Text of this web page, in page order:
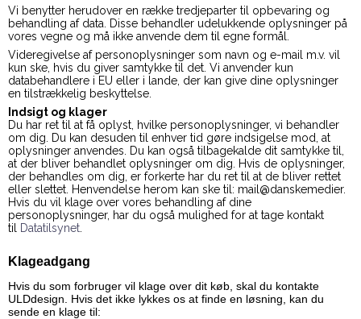
Vi benytter herudover en række tredjeparter til opbevaring og
behandling af data. Disse behandler udelukkende oplysninger på
vores vegne og må ikke anvende dem til egne formål.
Videregivelse af personoplysninger som navn og e-mail m.v. vil
kun ske, hvis du giver samtykke til det. Vi anvender kun
databehandlere i EU eller i lande, der kan give dine oplysninger
en tilstrækkelig beskyttelse.
Indsigt og klager
Du har ret til at få oplyst, hvilke personoplysninger, vi behandler
om dig. Du kan desuden til enhver tid gøre indsigelse mod, at
oplysninger anvendes. Du kan også tilbagekalde dit samtykke til,
at der bliver behandlet oplysninger om dig. Hvis de oplysninger,
der behandles om dig, er forkerte har du ret til at de bliver rettet
eller slettet. Henvendelse herom kan ske til: mail@danskemedier.
Hvis du vil klage over vores behandling af dine
personoplysninger, har du også mulighed for at tage kontakt
til Datatilsynet.
Klageadgang
Hvis du som forbruger vil klage over dit køb, skal du kontakte
ULDdesign. Hvis det ikke lykkes os at finde en løsning, kan du
sende en klage til: